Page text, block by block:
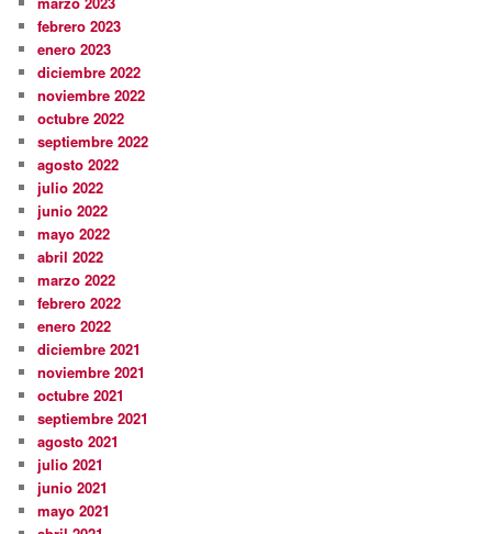
febrero 2023
enero 2023
diciembre 2022
noviembre 2022
octubre 2022
septiembre 2022
agosto 2022
julio 2022
junio 2022
mayo 2022
abril 2022
marzo 2022
febrero 2022
enero 2022
diciembre 2021
noviembre 2021
octubre 2021
septiembre 2021
agosto 2021
julio 2021
junio 2021
mayo 2021